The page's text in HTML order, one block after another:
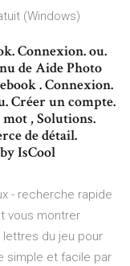
(Windows)
Connexion. ou.
de Aide Photo
. Connexion.
Créer un compte.
mot , Solutions.
de détail.
IsCool
- recherche rapide
vous montrer
du jeu pour
simple et facile par